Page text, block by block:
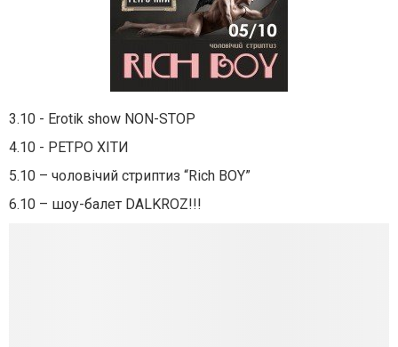
3.10 - Erotik show NON-STOP
4.10 - РЕТРО ХІТИ
5.10 – чоловічий стриптиз “Rich BOY”
6.10 – шоу-балет DALKROZ!!!